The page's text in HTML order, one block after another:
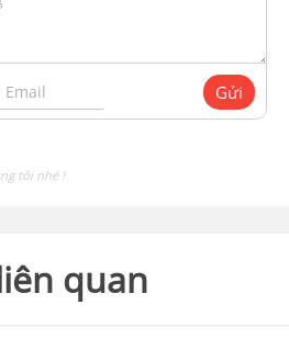
Gửi
tôi nhé !
quan